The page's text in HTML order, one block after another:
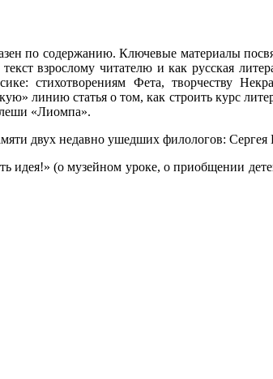
по содержанию. Ключевые материалы
взрослому читателю и как русская
стихотворениям Фета, творчеству
линию статья о том, как строить курс
«Лиомпа».
двух недавно ушедших филологов:
идея!» (о музейном уроке, о приобщении